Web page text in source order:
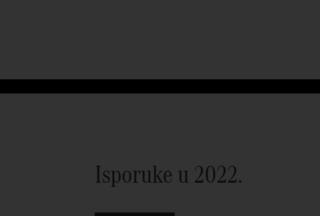
Isporuke u 2022.